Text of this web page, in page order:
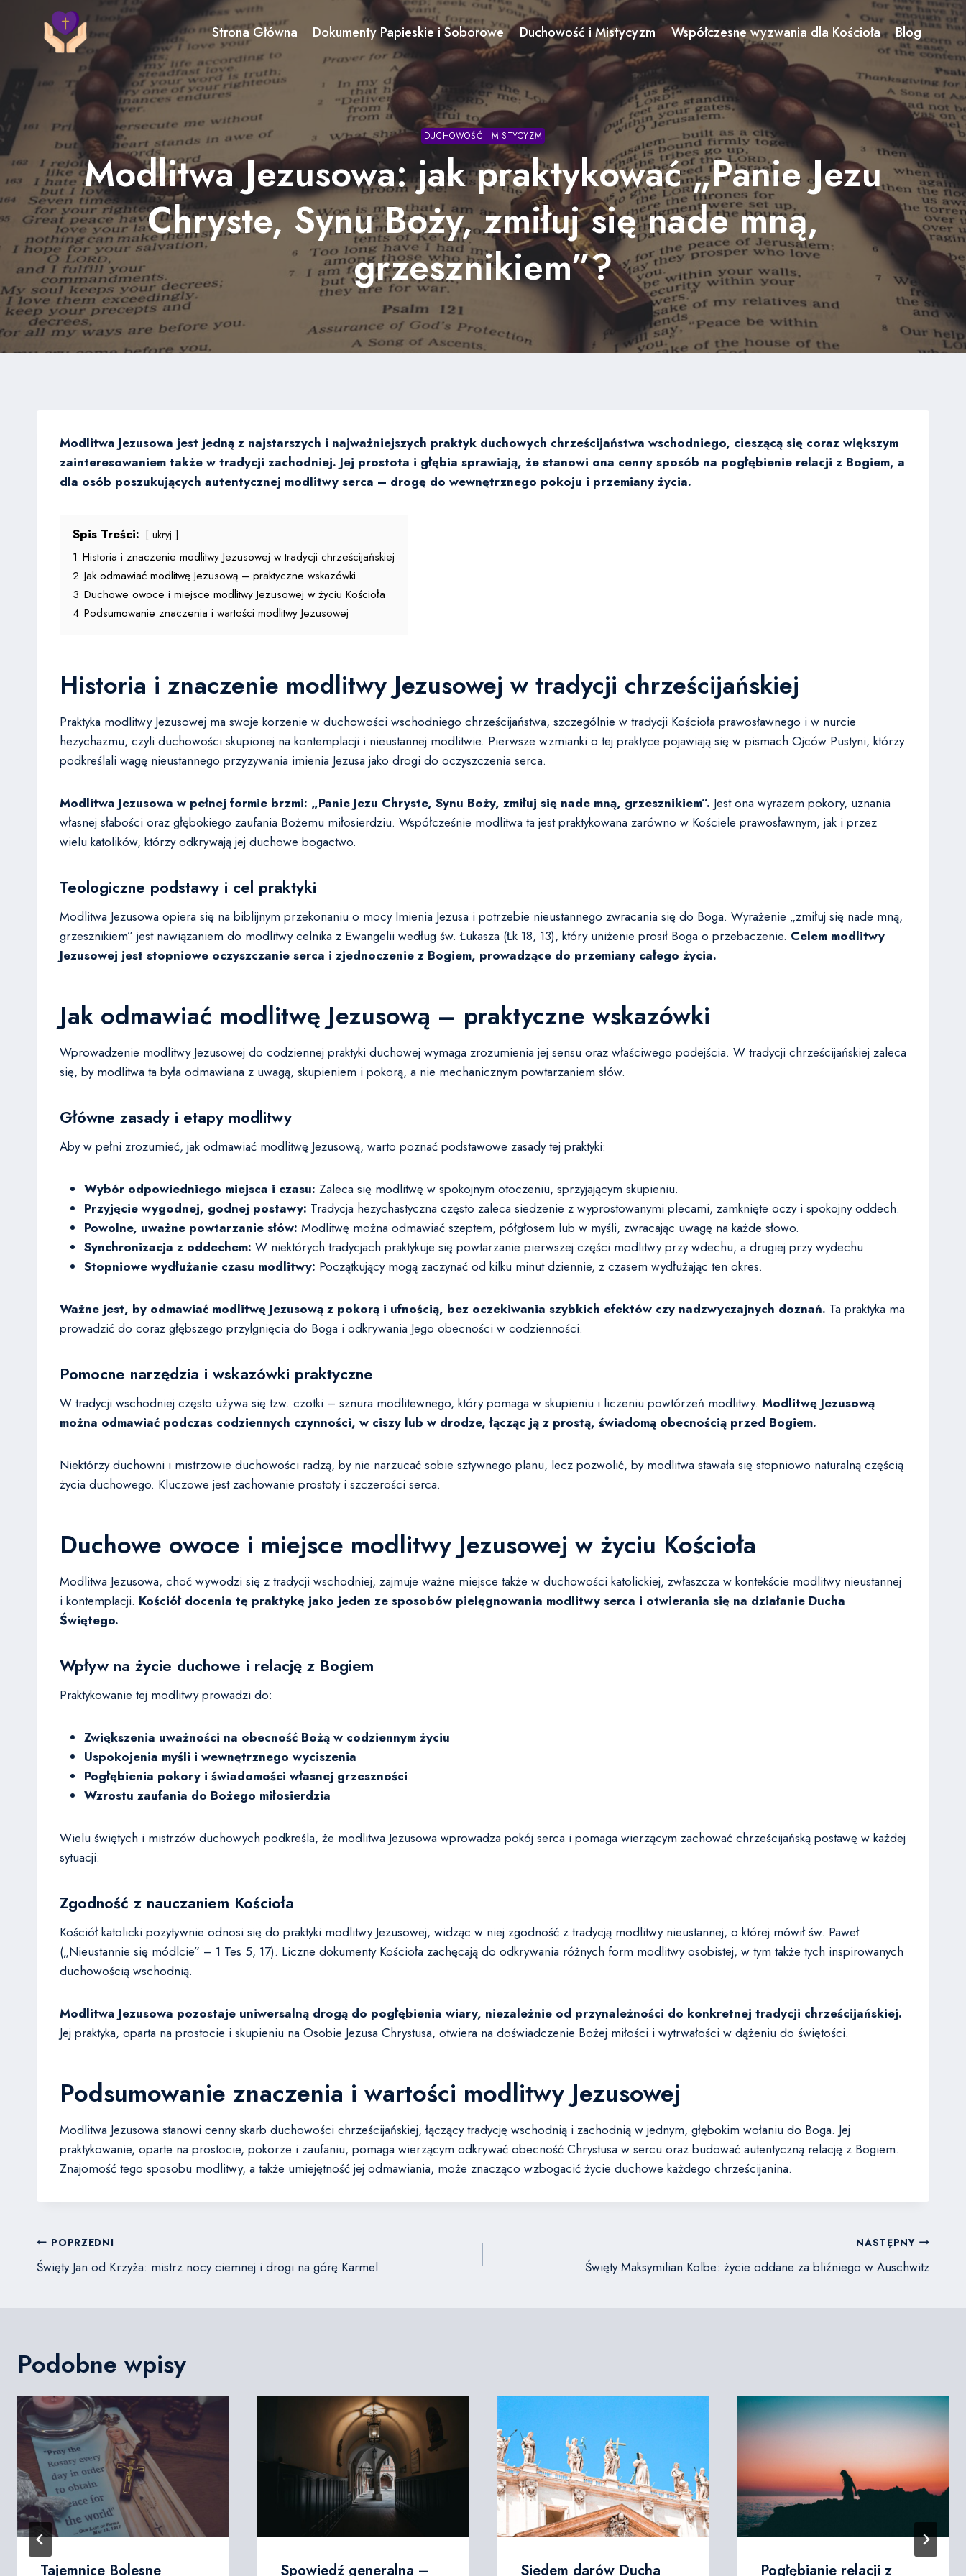
Strona Główna Dokumenty Papieskie i Soborowe Duchowość i Mistycyzm Współczesne wyzwania dla Kościoła Blog
DUCHOWOŚĆ I MISTYCYZM
Modlitwa Jezusowa: jak praktykować „Panie Jezu
Chryste, Synu Boży, zmiłuj się nade mną,
grzesznikiem”?
Modlitwa Jezusowa jest jedną z najstarszych i najważniejszych praktyk duchowych chrześcijaństwa wschodniego, cieszącą się coraz większym
zainteresowaniem także w tradycji zachodniej. Jej prostota i głębia sprawiają, że stanowi ona cenny sposób na pogłębienie relacji z Bogiem, a
dla osób poszukujących autentycznej modlitwy serca – drogę do wewnętrznego pokoju i przemiany życia.
Spis Treści: ukryj
1 Historia i znaczenie modlitwy Jezusowej w tradycji chrześcijańskiej
2 Jak odmawiać modlitwę Jezusową – praktyczne wskazówki
3 Duchowe owoce i miejsce modlitwy Jezusowej w życiu Kościoła
4 Podsumowanie znaczenia i wartości modlitwy Jezusowej
Historia i znaczenie modlitwy Jezusowej w tradycji chrześcijańskiej
Praktyka modlitwy Jezusowej ma swoje korzenie w duchowości wschodniego chrześcijaństwa, szczególnie w tradycji Kościoła prawosławnego i w nurcie
hezychazmu, czyli duchowości skupionej na kontemplacji i nieustannej modlitwie. Pierwsze wzmianki o tej praktyce pojawiają się w pismach Ojców Pustyni, którzy
podkreślali wagę nieustannego przyzywania imienia Jezusa jako drogi do oczyszczenia serca.
Modlitwa Jezusowa w pełnej formie brzmi: „Panie Jezu Chryste, Synu Boży, zmiłuj się nade mną, grzesznikiem”. Jest ona wyrazem pokory, uznania
własnej słabości oraz głębokiego zaufania Bożemu miłosierdziu. Współcześnie modlitwa ta jest praktykowana zarówno w Kościele prawosławnym, jak i przez
wielu katolików, którzy odkrywają jej duchowe bogactwo.
Teologiczne podstawy i cel praktyki
Modlitwa Jezusowa opiera się na biblijnym przekonaniu o mocy Imienia Jezusa i potrzebie nieustannego zwracania się do Boga. Wyrażenie „zmiłuj się nade mną,
grzesznikiem” jest nawiązaniem do modlitwy celnika z Ewangelii według św. Łukasza (Łk 18, 13), który uniżenie prosił Boga o przebaczenie. Celem modlitwy
Jezusowej jest stopniowe oczyszczanie serca i zjednoczenie z Bogiem, prowadzące do przemiany całego życia.
Jak odmawiać modlitwę Jezusową – praktyczne wskazówki
Wprowadzenie modlitwy Jezusowej do codziennej praktyki duchowej wymaga zrozumienia jej sensu oraz właściwego podejścia. W tradycji chrześcijańskiej zaleca
się, by modlitwa ta była odmawiana z uwagą, skupieniem i pokorą, a nie mechanicznym powtarzaniem słów.
Główne zasady i etapy modlitwy
Aby w pełni zrozumieć, jak odmawiać modlitwę Jezusową, warto poznać podstawowe zasady tej praktyki:
Wybór odpowiedniego miejsca i czasu: Zaleca się modlitwę w spokojnym otoczeniu, sprzyjającym skupieniu.
Przyjęcie wygodnej, godnej postawy: Tradycja hezychastyczna często zaleca siedzenie z wyprostowanymi plecami, zamknięte oczy i spokojny oddech.
Powolne, uważne powtarzanie słów: Modlitwę można odmawiać szeptem, półgłosem lub w myśli, zwracając uwagę na każde słowo.
Synchronizacja z oddechem: W niektórych tradycjach praktykuje się powtarzanie pierwszej części modlitwy przy wdechu, a drugiej przy wydechu.
Stopniowe wydłużanie czasu modlitwy: Początkujący mogą zaczynać od kilku minut dziennie, z czasem wydłużając ten okres.
Ważne jest, by odmawiać modlitwę Jezusową z pokorą i ufnością, bez oczekiwania szybkich efektów czy nadzwyczajnych doznań. Ta praktyka ma
prowadzić do coraz głębszego przylgnięcia do Boga i odkrywania Jego obecności w codzienności.
Pomocne narzędzia i wskazówki praktyczne
W tradycji wschodniej często używa się tzw. czotki – sznura modlitewnego, który pomaga w skupieniu i liczeniu powtórzeń modlitwy. Modlitwę Jezusową
można odmawiać podczas codziennych czynności, w ciszy lub w drodze, łącząc ją z prostą, świadomą obecnością przed Bogiem.
Niektórzy duchowni i mistrzowie duchowości radzą, by nie narzucać sobie sztywnego planu, lecz pozwolić, by modlitwa stawała się stopniowo naturalną częścią
życia duchowego. Kluczowe jest zachowanie prostoty i szczerości serca.
Duchowe owoce i miejsce modlitwy Jezusowej w życiu Kościoła
Modlitwa Jezusowa, choć wywodzi się z tradycji wschodniej, zajmuje ważne miejsce także w duchowości katolickiej, zwłaszcza w kontekście modlitwy nieustannej
i kontemplacji. Kościół docenia tę praktykę jako jeden ze sposobów pielęgnowania modlitwy serca i otwierania się na działanie Ducha
Świętego.
Wpływ na życie duchowe i relację z Bogiem
Praktykowanie tej modlitwy prowadzi do:
Zwiększenia uważności na obecność Bożą w codziennym życiu
Uspokojenia myśli i wewnętrznego wyciszenia
Pogłębienia pokory i świadomości własnej grzeszności
Wzrostu zaufania do Bożego miłosierdzia
Wielu świętych i mistrzów duchowych podkreśla, że modlitwa Jezusowa wprowadza pokój serca i pomaga wierzącym zachować chrześcijańską postawę w każdej
sytuacji.
Zgodność z nauczaniem Kościoła
Kościół katolicki pozytywnie odnosi się do praktyki modlitwy Jezusowej, widząc w niej zgodność z tradycją modlitwy nieustannej, o której mówił św. Paweł
(„Nieustannie się módlcie” – 1 Tes 5, 17). Liczne dokumenty Kościoła zachęcają do odkrywania różnych form modlitwy osobistej, w tym także tych inspirowanych
duchowością wschodnią.
Modlitwa Jezusowa pozostaje uniwersalną drogą do pogłębienia wiary, niezależnie od przynależności do konkretnej tradycji chrześcijańskiej.
Jej praktyka, oparta na prostocie i skupieniu na Osobie Jezusa Chrystusa, otwiera na doświadczenie Bożej miłości i wytrwałości w dążeniu do świętości.
Podsumowanie znaczenia i wartości modlitwy Jezusowej
Modlitwa Jezusowa stanowi cenny skarb duchowości chrześcijańskiej, łączący tradycję wschodnią i zachodnią w jednym, głębokim wołaniu do Boga. Jej
praktykowanie, oparte na prostocie, pokorze i zaufaniu, pomaga wierzącym odkrywać obecność Chrystusa w sercu oraz budować autentyczną relację z Bogiem.
Znajomość tego sposobu modlitwy, a także umiejętność jej odmawiania, może znacząco wzbogacić życie duchowe każdego chrześcijanina.
Nawigacja
wpisu
POPRZEDNI
Święty Jan od Krzyża: mistrz nocy ciemnej i drogi na górę Karmel
NASTĘPNY
Święty Maksymilian Kolbe: życie oddane za bliźniego w Auschwitz
Podobne wpisy
Tajemnice Bolesne Spowiedź generalna – Siedem darów Ducha Pogłębianie relacji z